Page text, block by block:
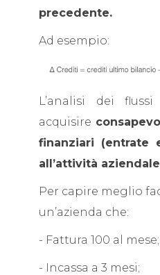
precedente.
Ad esempio:
L’analisi dei
acquisire
finanziari
(entrate
all’attività
Per capire meglio
un’azienda che:
- Fattura 100 al mese;
- Incassa a 3 mesi;